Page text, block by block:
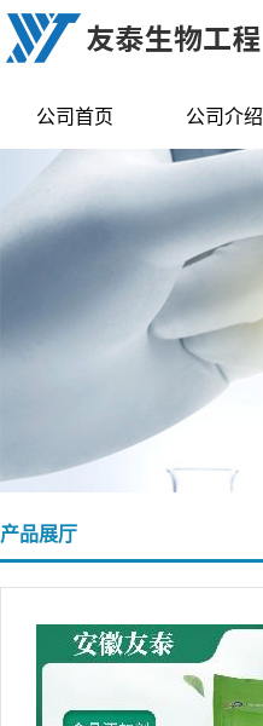
公司首页 公司介绍
产品展厅